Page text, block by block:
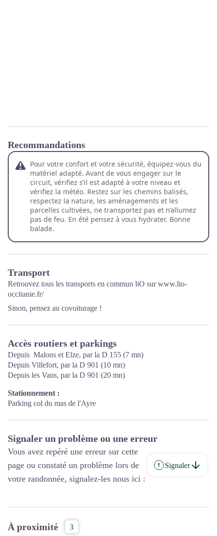
Recommandations
Pour votre confort et votre sécurité, équipez-vous du
matériel adapté. Avant de vous engager sur le
circuit, vérifiez s’il est adapté à votre niveau et
vérifiez la météo. Restez sur les chemins balisés,
respectez la nature, les aménagements et les
parcelles cultivées, ne transportez pas et n’allumez
pas de feu. En été pensez à vous hydrater. Bonne
balade.
Transport
Retrouvez tous les transports en commun liO surwww.lio-
occitanie.fr/
Sinon, pensez au covoiturage !
Accès routiers et parkings
Depuis Malons et Elze, par la D 155 (7 mn)
Depuis Villefort, par la D 901 (10 mn)
Depuis les Vans, par la D 901 (20 mn)
Stationnement :
Parking col du mas de l'Ayre
Signaler un problème ou une erreur
Vous avez repéré une erreur sur cette
page ou constaté un problème lors de
votre randonnée, signalez-les nous ici :
Signaler
À proximité 3